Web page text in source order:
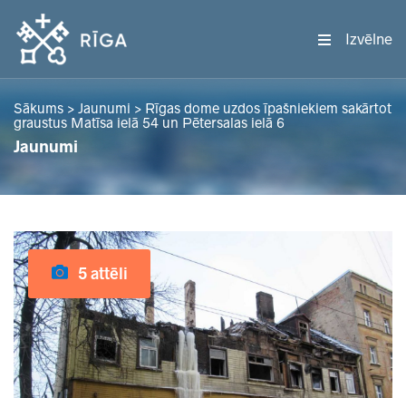
Izvēlne
Sākums > Jaunumi > Rīgas dome uzdos īpašniekiem sakārtot
graustus Matīsa ielā 54 un Pētersalas ielā 6
Jaunumi
5 attēli